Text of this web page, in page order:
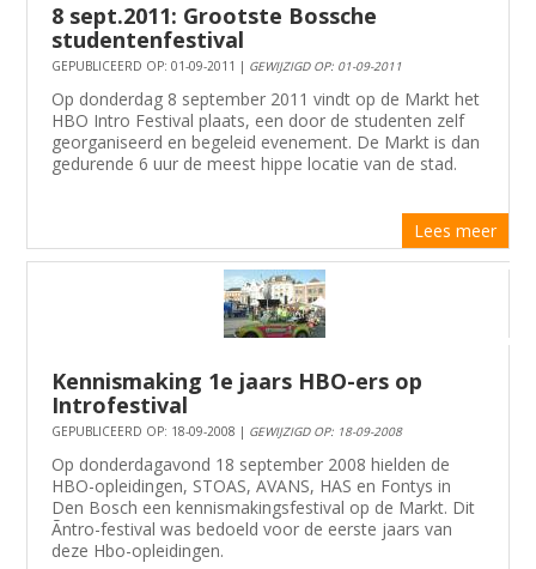
8 sept.2011: Grootste Bossche
studentenfestival
GEPUBLICEERD OP: 01-09-2011 | GEWIJZIGD OP: 01-09-2011
Op donderdag 8 september 2011 vindt op de Markt het
HBO Intro Festival plaats, een door de studenten zelf
georganiseerd en begeleid evenement. De Markt is dan
gedurende 6 uur de meest hippe locatie van de stad.
Lees meer
Kennismaking 1e jaars HBO-ers op
Introfestival
GEPUBLICEERD OP: 18-09-2008 | GEWIJZIGD OP: 18-09-2008
Op donderdagavond 18 september 2008 hielden de
HBO-opleidingen, STOAS, AVANS, HAS en Fontys in
Den Bosch een kennismakingsfestival op de Markt. Dit
Ãntro-festival was bedoeld voor de eerste jaars van
deze Hbo-opleidingen.